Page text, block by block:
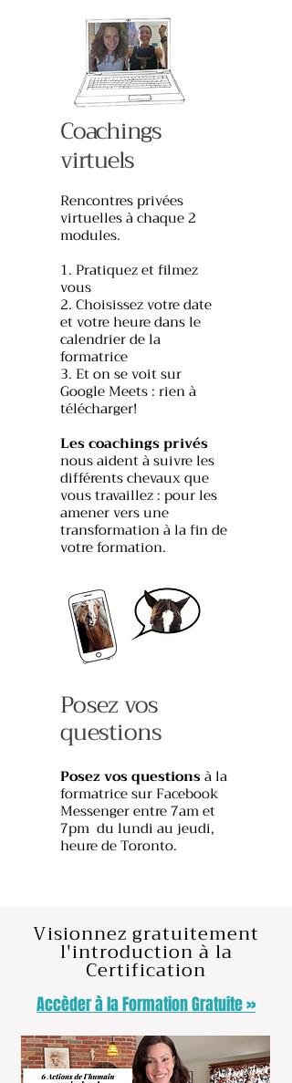
Coachings
virtuels
Rencontres privées
virtuelles à chaque 2
modules.
1. Pratiquez et filmez
vous
2. Choisissez votre date
et votre heure dans le
calendrier de la
formatrice
3. Et on se voit sur
Google Meets :rien à
télécharger!
Les coachings privés
nous aident à suivre les
différents chevaux que
vous travaillez : pour les
amener vers une
transformation à la fin de
votre formation.
​Posez vos
questions
​Posez vos questionsà la
formatrice sur Facebook
Messenger entre 7am et
7pm du lundi au jeudi,
heure de Toronto.
Visionnez gratuitement
l'introduction à la
Certification
Accèder à la Formation Gratuite »